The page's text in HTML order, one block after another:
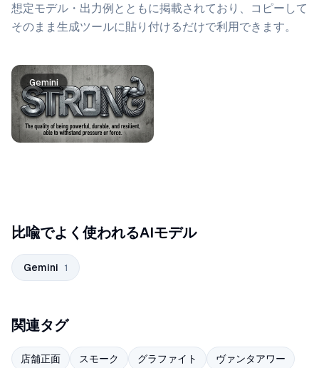
想定モデル・出力例とともに掲載されており、コピーして
そのまま生成ツールに貼り付けるだけで利用できます。
プロンプト一覧
Gemini
比喩でよく使われるAIモデル
Gemini 1
関連タグ
店舗正面 スモーク グラファイト
ヴァンタアワー